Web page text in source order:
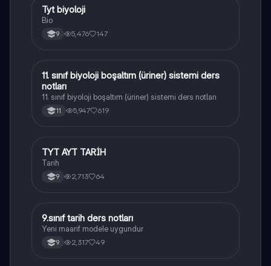
Biyoloji
Tyt biyoloji
Bio
9 5,476 147
Biyoloji
11. sınıf biyoloji boşaltım (üriner) sistemi ders
notları
11. sınıf biyoloji boşaltım (üriner) sistemi ders notları
11 5,947 619
Tarih
TYT AYT TARİH
Tarih
9 2,713 64
Tarih
9.sınıf tarih ders notları
Yeni maarif modele uygundur
9 2,317 49